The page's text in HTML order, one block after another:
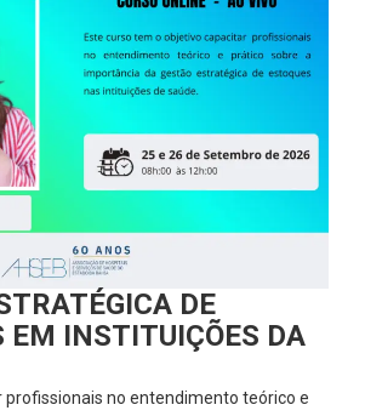
DE
EM INSTITUIÇÕES DA
profissionais no entendimento teórico e